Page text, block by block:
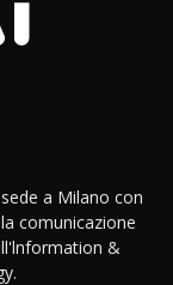
a Milano con
comunicazione
&